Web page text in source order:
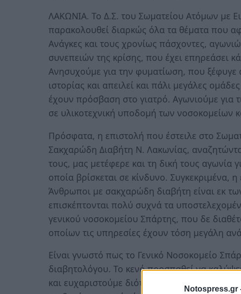
Notospress.gr
ΛΑΚΩΝΙΑ. Το Δ.Σ. του Σωματείου Ατόμων με
παρακολουθεί διαρκώς όλα τα θέματα που
Ανάγκες και τους χρονίως πάσχοντες,
συνεπειών της κρίσης, που έχει επηρεάσει
Ανησυχούμε για την φυματίωση, που ξέφυγε
ιστορίας και απειλεί και πάλι μεγάλες
έχουν πρόσβαση στο γιατρό. Αγωνιούμε για
σε υλικοτεχνική υποδομή των νοσοκομείων
Πρόσφατα, η επιστολή που έστειλε στο
Σακχαρώδη Διαβήτη Ν. Λακωνίας,
τους, μας μετέφερε και τη δική τους αγωνία
οποία βρίσκεται σε κίνδυνο. Συγκεκριμένα,
Άνθρωποι με σακχαρώδη διαβήτη είναι εκ
επισκέπτονται πολύ συχνά τα
γενικού νοσοκομείου Σπάρτης, που δε
οποίων τις υπηρεσίες έχουν τόση μεγάλη
Είναι γνωστό πως το Γενικό Νοσοκομείο
διαβητολόγου. Το κενό προσπαθεί να
και ευχαριστούμε διότι, υπερβαίνοντας